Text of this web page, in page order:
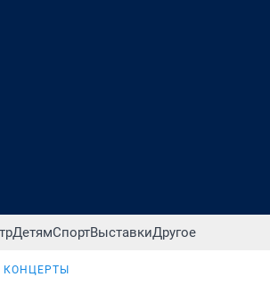
ДетямСпортВыставкиДругое
КОНЦЕРТЫ